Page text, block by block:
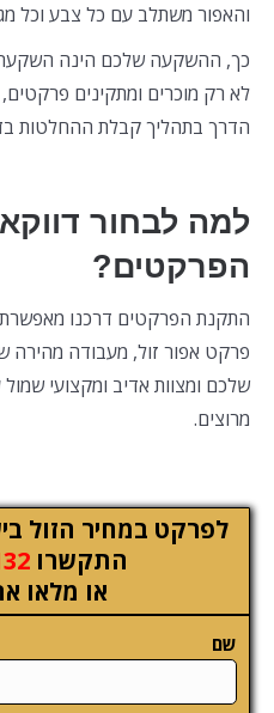
והאפור משתלב עם כל צבע וכל
כך, ההשקעה שלכם הינה השקעה
לא רק מוכרים ומתקינים
הדרך בתהליך קבלת ההחלטות
למה לבחור
הפרקטים?
התקנת הפרקטים דרכנו
פרקט אפור זול, מעבודה מהירה
שלכם ומצוות אדיב ומקצועי
מרוצים.
לפרקט במחיר הזול
התקשרו
או מלאו
שם